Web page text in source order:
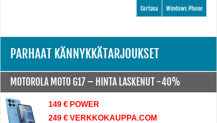
Windows Phone
Cortana
PARHAAT KÄNNYKKÄTARJOUKSET
MOTOROLA MOTO G17 – HINTA LASKENUT -40%
149 € POWER
249 € VERKKOKAUPPA.COM